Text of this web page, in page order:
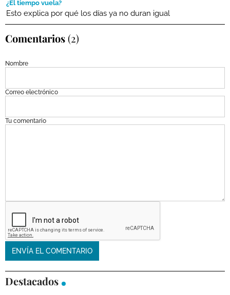
¿El tiempo vuela?
Esto explica por qué los días ya no duran igual
Comentarios(2)
Nombre
Correo electrónico
Tu comentario
Destacados